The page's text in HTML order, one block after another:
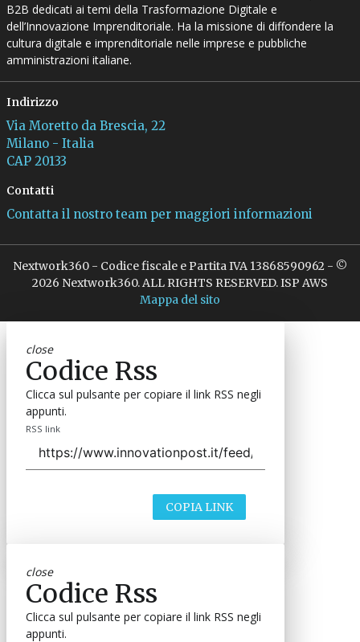
B2B dedicati ai temi della Trasformazione Digitale e
dell’Innovazione Imprenditoriale. Ha la missione di diffondere la
cultura digitale e imprenditoriale nelle imprese e pubbliche
amministrazioni italiane.
Indirizzo
Via Moretto da Brescia, 22
Milano - Italia
CAP 20133
Contatti
Contatta il nostro team per maggiori informazioni
Nextwork360 - Codice fiscale e Partita IVA 13868590962 - ©
2026 Nextwork360. ALL RIGHTS RESERVED. ISP AWS
Mappa del sito
close
Codice Rss
Clicca sul pulsante per copiare il link RSS negli
appunti.
RSS link
COPIA LINK
close
Codice Rss
Clicca sul pulsante per copiare il link RSS negli
appunti.